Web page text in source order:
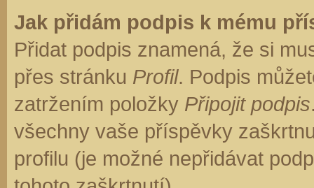
Jak přidám podpis k mému
Přidat podpis znamená, že si
přes stránku Profil. Podpis
zatržením položky Připojit podpis
všechny vaše příspěvky
profilu (je možné nepřidávat